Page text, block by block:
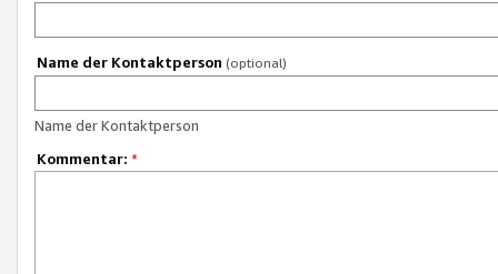
Name der Kontaktperson (optional)
Name der Kontaktperson
Kommentar: *